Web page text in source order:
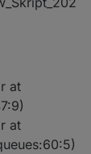
at
at